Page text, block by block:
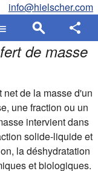
info@hielscher.com
de masse
net de la masse d'un
une fraction ou un
intervient dans
solide-liquide et
la déshydratation
et biologiques.